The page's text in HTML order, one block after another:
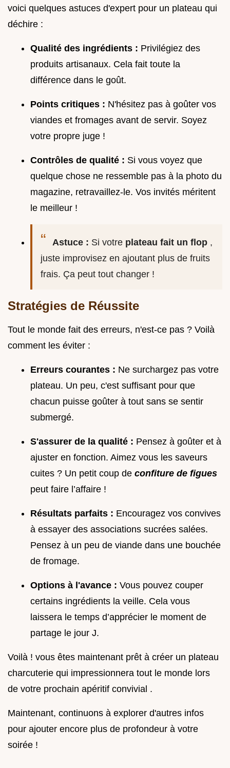
voici quelques astuces d'expert pour un plateau qui
déchire :
Qualité des ingrédients : Privilégiez des
produits artisanaux. Cela fait toute la
différence dans le goût.
Points critiques : N'hésitez pas à goûter vos
viandes et fromages avant de servir. Soyez
votre propre juge !
Contrôles de qualité : Si vous voyez que
quelque chose ne ressemble pas à la photo du
magazine, retravaillez-le. Vos invités méritent
le meilleur !
Astuce : Si votre plateau fait un flop ,
juste improvisez en ajoutant plus de fruits
frais. Ça peut tout changer !
Stratégies de Réussite
Tout le monde fait des erreurs, n'est-ce pas ? Voilà
comment les éviter :
Erreurs courantes : Ne surchargez pas votre
plateau. Un peu, c'est suffisant pour que
chacun puisse goûter à tout sans se sentir
submergé.
S'assurer de la qualité : Pensez à goûter et à
ajuster en fonction. Aimez vous les saveurs
cuites ? Un petit coup de confiture de figues
peut faire l’affaire !
Résultats parfaits : Encouragez vos convives
à essayer des associations sucrées salées.
Pensez à un peu de viande dans une bouchée
de fromage.
Options à l'avance : Vous pouvez couper
certains ingrédients la veille. Cela vous
laissera le temps d’apprécier le moment de
partage le jour J.
Voilà ! vous êtes maintenant prêt à créer un plateau
charcuterie qui impressionnera tout le monde lors
de votre prochain apéritif convivial .
Maintenant, continuons à explorer d'autres infos
pour ajouter encore plus de profondeur à votre
soirée !